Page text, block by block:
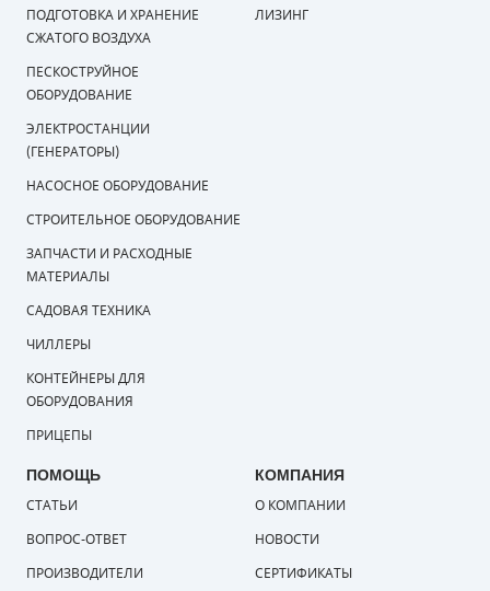
ПОДГОТОВКА И ХРАНЕНИЕ
СЖАТОГО ВОЗДУХА
ПЕСКОСТРУЙНОЕ
ОБОРУДОВАНИЕ
ЭЛЕКТРОСТАНЦИИ
(ГЕНЕРАТОРЫ)
НАСОСНОЕ ОБОРУДОВАНИЕ
СТРОИТЕЛЬНОЕ ОБОРУДОВАНИЕ
ЗАПЧАСТИ И РАСХОДНЫЕ
МАТЕРИАЛЫ
САДОВАЯ ТЕХНИКА
ЧИЛЛЕРЫ
КОНТЕЙНЕРЫ ДЛЯ
ОБОРУДОВАНИЯ
ПРИЦЕПЫ
ЛИЗИНГ
ПОМОЩЬ
СТАТЬИ
ВОПРОС-ОТВЕТ
ПРОИЗВОДИТЕЛИ
КОМПАНИЯ
О КОМПАНИИ
НОВОСТИ
СЕРТИФИКАТЫ